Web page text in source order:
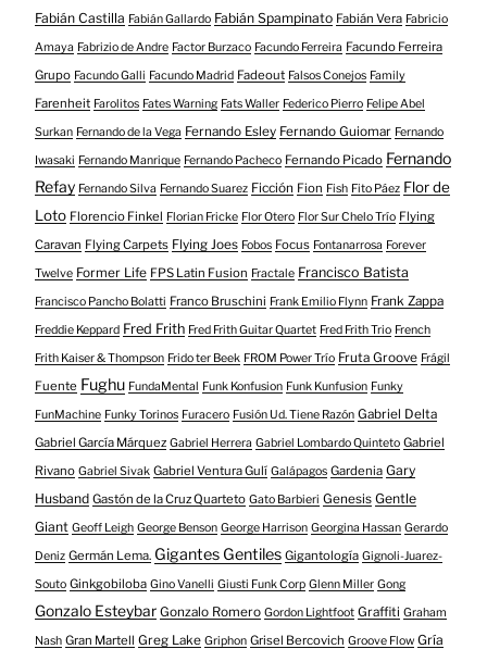
Fabián Castilla Fabián Gallardo Fabián Spampinato Fabián Vera Fabricio
Amaya Fabrizio de Andre Factor Burzaco Facundo Ferreira Facundo Ferreira
Grupo Facundo Galli Facundo Madrid Fadeout Falsos Conejos Family
Farenheit Farolitos Fates Warning Fats Waller Federico Pierro Felipe Abel
Surkan Fernando de la Vega Fernando Esley Fernando Guiomar Fernando
Iwasaki Fernando Manrique Fernando Pacheco Fernando Picado Fernando
Refay Fernando Silva Fernando Suarez Ficción Fion Fish Fito Páez Flor de
Loto Florencio Finkel Florian Fricke Flor Otero Flor Sur Chelo Trío Flying
Caravan Flying Carpets Flying Joes Fobos Focus Fontanarrosa Forever
Twelve Former Life FPS Latin Fusion Fractale Francisco Batista
Francisco Pancho Bolatti Franco Bruschini Frank Emilio Flynn Frank Zappa
Freddie Keppard Fred Frith Fred Frith Guitar Quartet Fred Frith Trio French
Frith Kaiser & Thompson Frido ter Beek FROM Power Trío Fruta Groove Frágil
Fuente Fughu FundaMental Funk Konfusion Funk Kunfusion Funky
FunMachine Funky Torinos Furacero Fusión Ud. Tiene Razón Gabriel Delta
Gabriel García Márquez Gabriel Herrera Gabriel Lombardo Quinteto Gabriel
Rivano Gabriel Sivak Gabriel Ventura Gulí Galápagos Gardenia Gary
Husband Gastón de la Cruz Quarteto Gato Barbieri Genesis Gentle
Giant Geoff Leigh George Benson George Harrison Georgina Hassan Gerardo
Deniz Germán Lema. Gigantes Gentiles Gigantología Gignoli-Juarez-
Souto Ginkgobiloba Gino Vanelli Giusti Funk Corp Glenn Miller Gong
Gonzalo Esteybar Gonzalo Romero Gordon Lightfoot Graffiti Graham
Nash Gran Martell Greg Lake Griphon Grisel Bercovich Groove Flow Gría